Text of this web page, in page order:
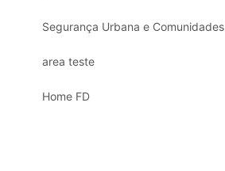
Segurança Urbana e Comunidades
area teste
Home FD